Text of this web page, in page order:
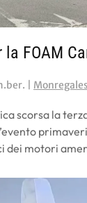
la FOAM
|
scorsa la
dei motori